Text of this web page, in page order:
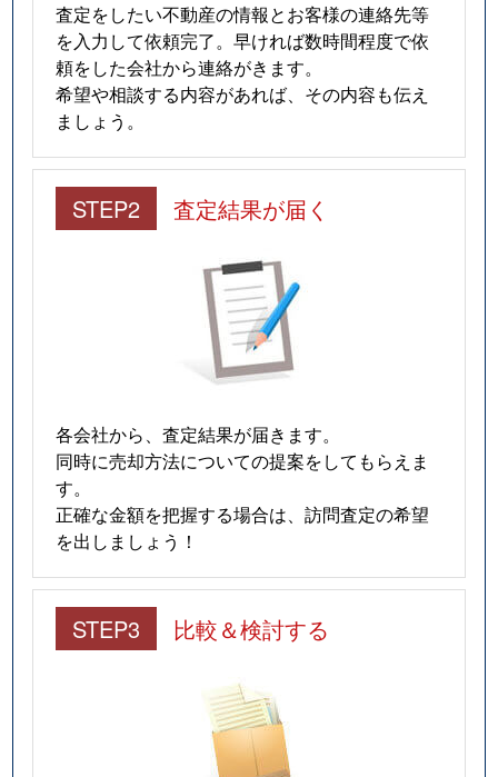
査定をしたい不動産の情報とお客様の連絡先等
を入力して依頼完了。早ければ数時間程度で依
頼をした会社から連絡がきます。
希望や相談する内容があれば、その内容も伝え
ましょう。
STEP2 査定結果が届く
各会社から、査定結果が届きます。
同時に売却方法についての提案をしてもらえま
す。
正確な金額を把握する場合は、訪問査定の希望
を出しましょう！
STEP3 比較＆検討する